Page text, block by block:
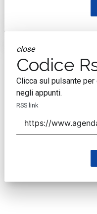
close
Codice
Clicca sul pulsante per
negli appunti.
RSS link